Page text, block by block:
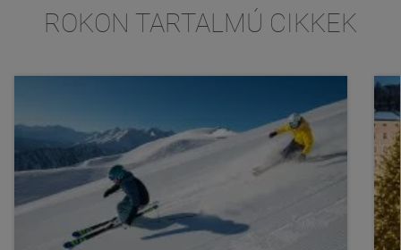
ROKON TARTALMÚ CIKKEK